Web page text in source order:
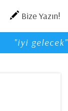
Bize Yazın!
"iyi gelecek"